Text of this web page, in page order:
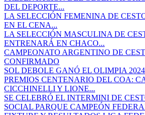
DEL DEPORTE...
LA SELECCIÓN FEMENINA DE
EN EL CENA...
LA SELECCIÓN MASCULINA DE
ENTRENARÁ EN CHACO...
CAMPEONATO ARGENTINO DE
CONFIRMADO
SOL DEBOLE GANÓ EL OLIMPIA
PREMIOS CENTENARIO DEL COA:
CICCHINELLI Y LIONE...
SE CELEBRÓ EL INTERMINI DE
SOCIAL PARQUE CAMPEÓN